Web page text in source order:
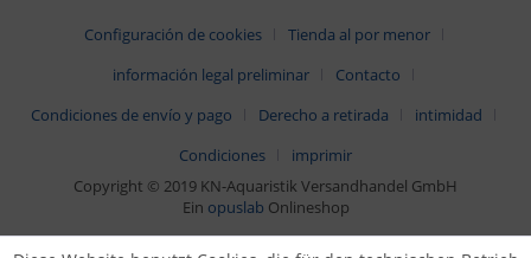
Configuración de cookies
Tienda al por menor
información legal preliminar
Contacto
Condiciones de envío y pago
Derecho a retirada
intimidad
Condiciones
imprimir
Copyright © 2019 KN-Aquaristik Versandhandel GmbH
Ein opuslab Onlineshop